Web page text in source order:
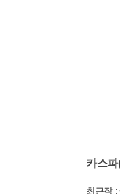
카스
최근작 :